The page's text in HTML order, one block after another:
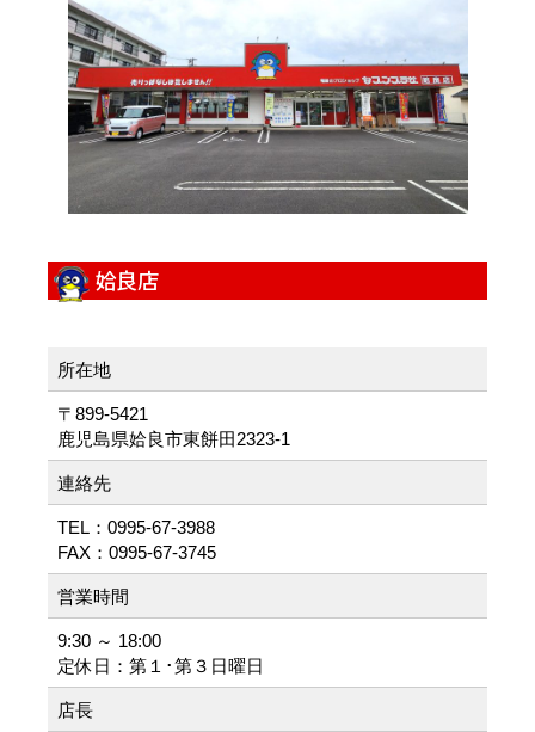
姶良店
所在地
〒899-5421
鹿児島県姶良市東餅田2323-1
連絡先
TEL：0995-67-3988
FAX：0995-67-3745
営業時間
9:30 ～ 18:00
定休日：第１･第３日曜日
店長